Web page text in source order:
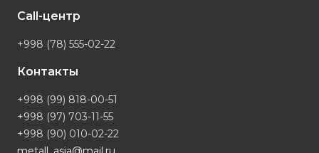
Call-центр
+998 (78) 555-02-22
Контакты
+998 (99) 818-00-51
+998 (97) 703-11-55
+998 (90) 010-02-22